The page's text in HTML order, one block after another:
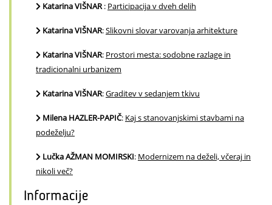
Katarina VIŠNAR: Participacija v dveh delih
Katarina VIŠNAR:Slikovni slovar varovanja arhitekture
Katarina VIŠNAR: Prostori mesta: sodobne razlage in
tradicionalni urbanizem
Katarina VIŠNAR:Graditev v sedanjem tkivu
Milena HAZLER-PAPIČ: Kaj s stanovanjskimi stavbami na
podeželju?
Lučka AŽMAN MOMIRSKI: Modernizem na deželi, včeraj in
nikoli več?
Informacije